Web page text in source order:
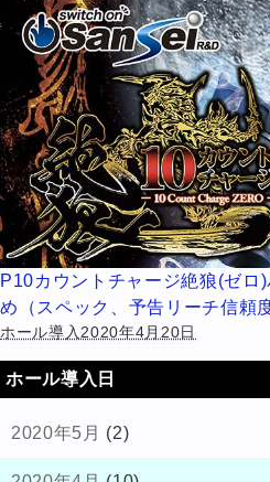
P10カウントチャージ絶狼(ゼロ
め（スペック、予告リーチ信頼
ホール導入2020年4月20日
ホール導入日
2020年5月 (2)